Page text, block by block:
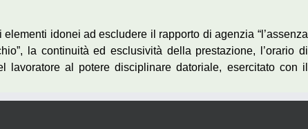
idonei ad escludere il rapporto di agenzia “l’assenza
la continuità ed esclusività della prestazione, l’orario di
lavoratore al potere disciplinare datoriale, esercitato con il